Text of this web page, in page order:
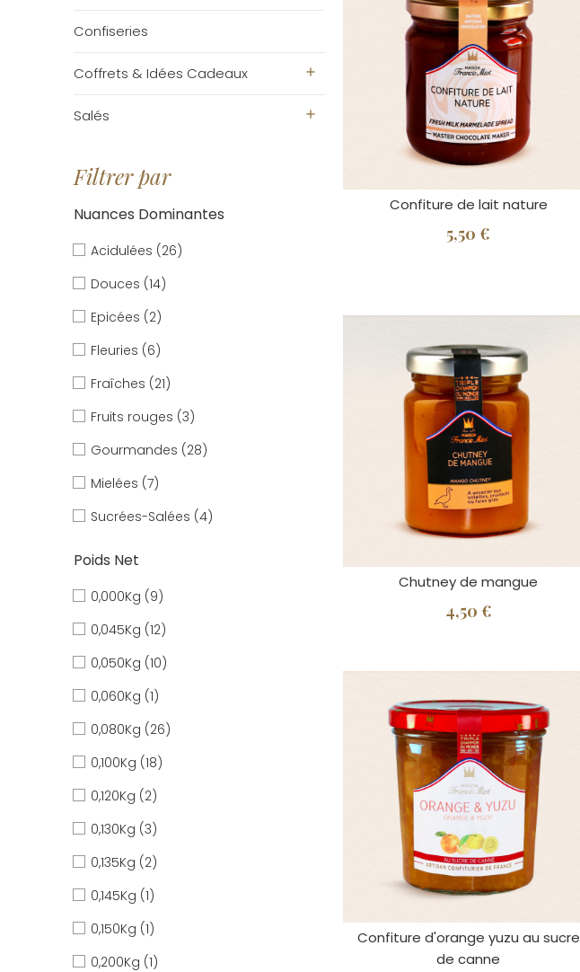
Confiseries
Coffrets & Idées Cadeaux add
Salés add
Filtrer par
Nuances Dominantes
Acidulées (26)
Douces (14)
Epicées (2)
Fleuries (6)
Fraîches (21)
Fruits rouges (3)
Gourmandes (28)
Mielées (7)
Sucrées-Salées (4)
Poids Net
0,000Kg (9)
0,045Kg (12)
0,050Kg (10)
0,060Kg (1)
0,080Kg (26)
0,100Kg (18)
0,120Kg (2)
0,130Kg (3)
0,135Kg (2)
0,145Kg (1)
0,150Kg (1)
0,200Kg (1)
Confiture de lait nature
5,50 €
Chutney de mangue
4,50 €
Confiture d'orange yuzu au sucre
de canne